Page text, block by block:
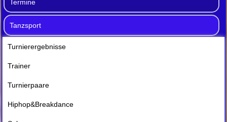
Termine
Tanzsport
Turnierergebnisse
Trainer
Turnierpaare
Hiphop&Breakdance